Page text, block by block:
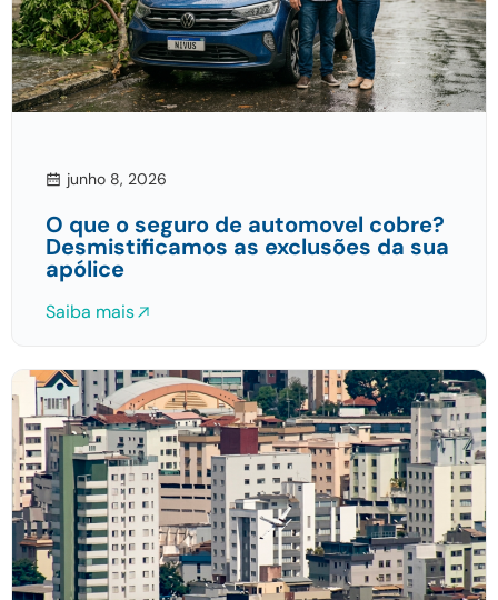
junho 8, 2026
O que o seguro de automovel cobre?
Desmistificamos as exclusões da sua
apólice
Saiba mais